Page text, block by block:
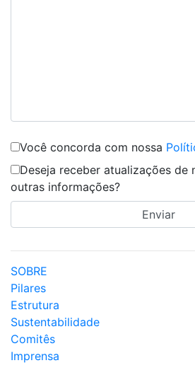
Você concorda com nossa
Deseja receber atualizações de
outras informações?
SOBRE
Pilares
Estrutura
Sustentabilidade
Comitês
Imprensa